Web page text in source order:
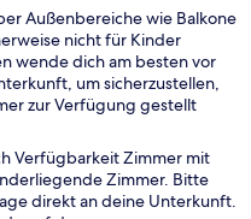
Außenbereiche wie Balkone
nicht für Kinder
wende dich am besten vor
um sicherzustellen,
zur Verfügung gestellt
Verfügbarkeit Zimmer mit
Zimmer. Bitte
direkt an deine Unterkunft.